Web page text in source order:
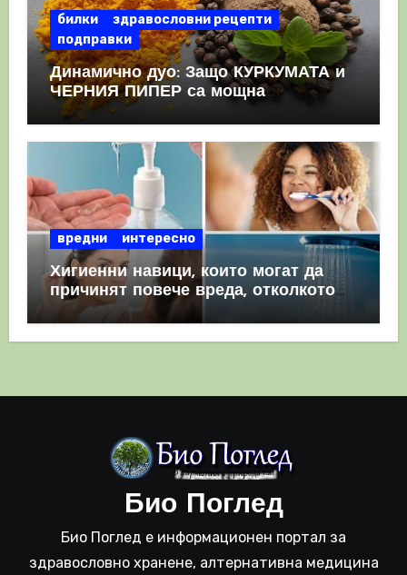
билки
здравословни рецепти
подправки
Динамично дуо: Защо КУРКУМАТА и
ЧЕРНИЯ ПИПЕР са мощна
комбинация
вредни интересно
Хигиенни навици, които могат да
причинят повече вреда, отколкото
полза
Био Поглед
Био Поглед е информационен портал за
здравословно хранене, алтернативна медицина